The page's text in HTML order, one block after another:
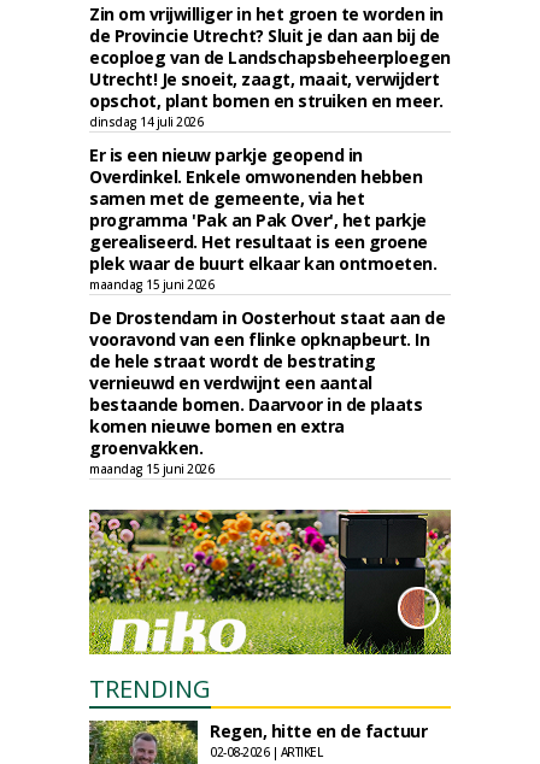
Zin om vrijwilliger in het groen te worden in
de Provincie Utrecht? Sluit je dan aan bij de
ecoploeg van de Landschapsbeheerploegen
Utrecht! Je snoeit, zaagt, maait, verwijdert
opschot, plant bomen en struiken en meer.
dinsdag 14 juli 2026
Er is een nieuw parkje geopend in
Overdinkel. Enkele omwonenden hebben
samen met de gemeente, via het
programma 'Pak an Pak Over', het parkje
gerealiseerd. Het resultaat is een groene
plek waar de buurt elkaar kan ontmoeten.
maandag 15 juni 2026
De Drostendam in Oosterhout staat aan de
vooravond van een flinke opknapbeurt. In
de hele straat wordt de bestrating
vernieuwd en verdwijnt een aantal
bestaande bomen. Daarvoor in de plaats
komen nieuwe bomen en extra
groenvakken.
maandag 15 juni 2026
TRENDING
Regen, hitte en de factuur
02-08-2026 | ARTIKEL